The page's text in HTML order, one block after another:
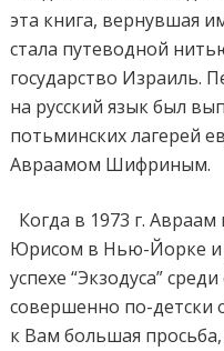
эта книга, вернувшая
стала путеводной
государство Израиль.
на русский язык был
потьминских лагерей
Авраамом Шифриным.
Когда в 1973 г. Авраам
Юрисом в Нью-Йорке и
успехе “Экзодуса”
совершенно по-детски
к Вам большая